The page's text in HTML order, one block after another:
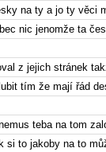
na ty a jo ty věci
nic jenomže ta
z jejich stránek
tím že mají řád
teba na tom
si to jakoby na to